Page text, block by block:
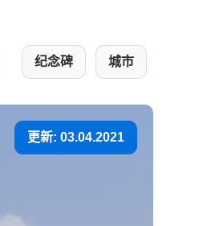
纪念碑 城市
更新: 03.04.2021